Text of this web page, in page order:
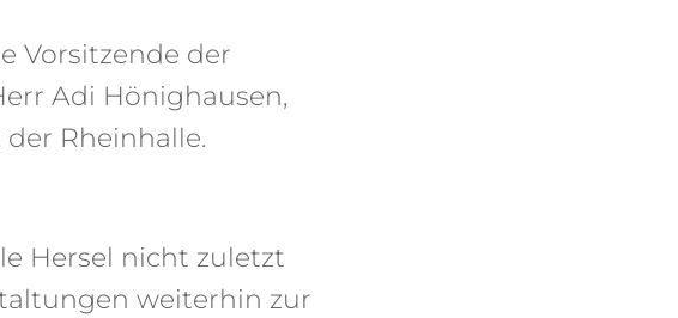
Vorsitzende der
Adi Hönighausen,
Rheinhalle.
Hersel nicht zuletzt
weiterhin zur